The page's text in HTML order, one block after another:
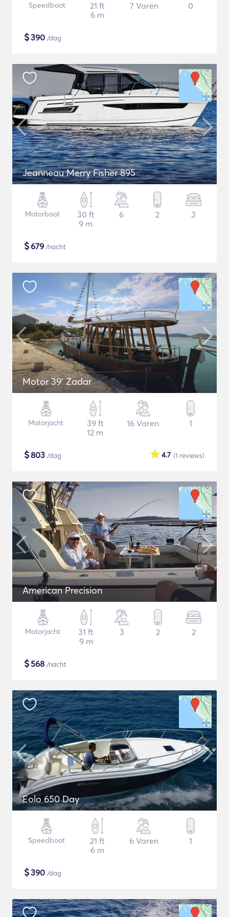
Speedboot
21 ft
6 m
7 Varen 0
$390 /dag
Jeanneau Merry Fisher 895
Motorboot
30 ft
9 m
6 2 3
$679 /nacht
Motor 39' Zadar
Motorjacht
39 ft
12 m
16 Varen 1
$803 /dag (1 reviews)
4.7
American Precision
Motorjacht
31 ft
9 m
3 2 2
$568 /nacht
Eolo 650 Day
Speedboot
21 ft
6 m
6 Varen 1
$390 /dag